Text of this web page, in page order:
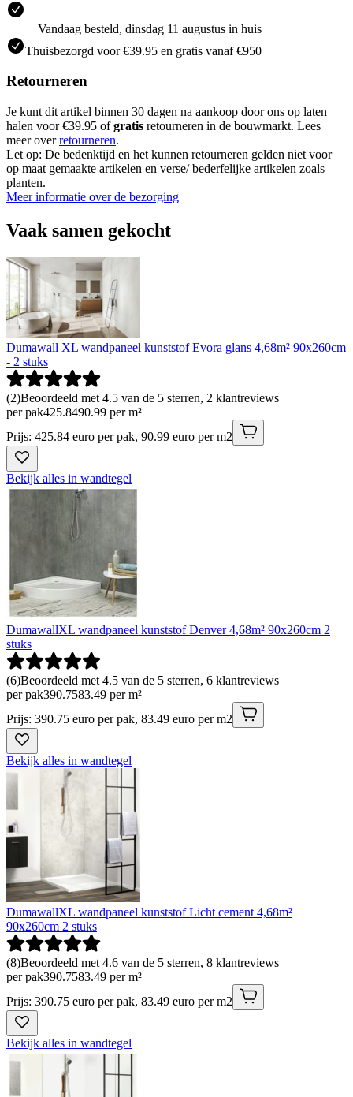
Vandaag besteld, dinsdag 11 augustus in huis
Thuisbezorgd voor €39.95 en gratis vanaf €950
Retourneren
Je kunt dit artikel binnen 30 dagen na aankoop door ons op laten
halen voor €39.95 ofgratis retourneren in de bouwmarkt. Lees
meer overretourneren.
Let op: De bedenktijd en het kunnen retourneren gelden niet voor
op maat gemaakte artikelen en verse/ bederfelijke artikelen zoals
planten.
Meer informatie over de bezorging
Vaak samen gekocht
Dumawall XL wandpaneel kunststof Evora glans 4,68m² 90x260cm
- 2 stuks
(2)Beoordeeld met 4.5 van de 5 sterren, 2 klantreviews
per pak425.8490.99 per m²
Prijs: 425.84 euro per pak, 90.99 euro per m2
Bekijk alles in wandtegel
DumawallXL wandpaneel kunststof Denver 4,68m² 90x260cm 2
stuks
(6)Beoordeeld met 4.5 van de 5 sterren, 6 klantreviews
per pak390.7583.49 per m²
Prijs: 390.75 euro per pak, 83.49 euro per m2
Bekijk alles in wandtegel
DumawallXL wandpaneel kunststof Licht cement 4,68m²
90x260cm 2 stuks
(8)Beoordeeld met 4.6 van de 5 sterren, 8 klantreviews
per pak390.7583.49 per m²
Prijs: 390.75 euro per pak, 83.49 euro per m2
Bekijk alles in wandtegel